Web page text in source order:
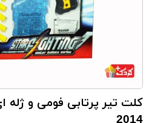
کلت تیر پرتابی فومی و ژله